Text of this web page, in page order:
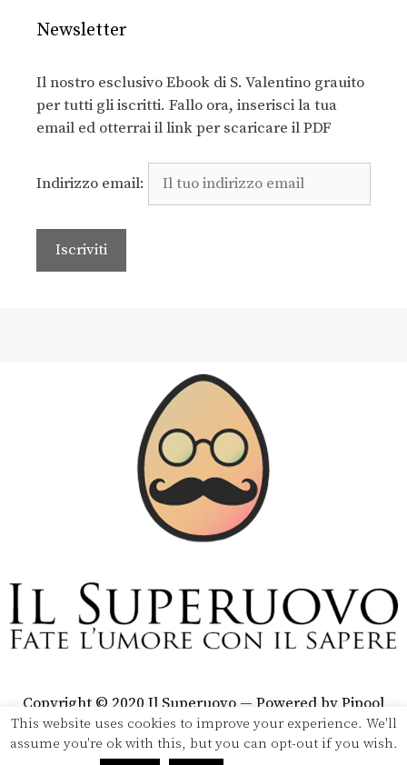
Newsletter
Il nostro esclusivo Ebook di S. Valentino grauito
per tutti gli iscritti. Fallo ora, inserisci la tua
email ed otterrai il link per scaricare il PDF
Indirizzo email:
Copyright © 2020 Il Superuovo — Powered by Pipool
SRL